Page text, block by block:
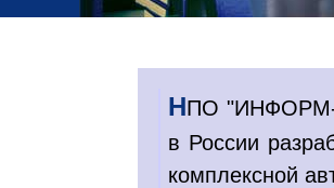
НПО "ИНФОРМ-
в России
комплексной